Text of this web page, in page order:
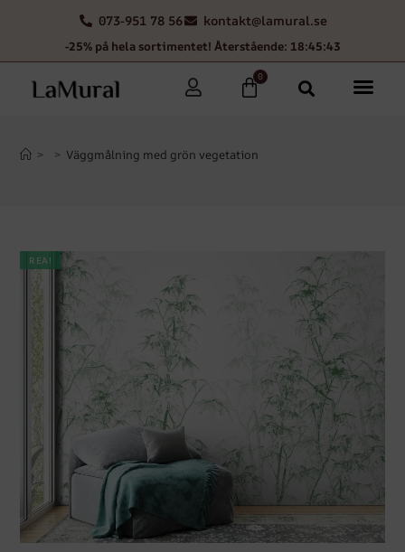
073-951 78 56 kontakt@lamural.se
-25% på hela sortimentet! Återstående: 18:45:42
0
> > Väggmålning med grön vegetation
REA!